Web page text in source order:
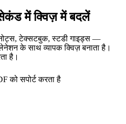
में क्विज़ में बदलें
टेक्सटबुक, स्टडी गाइड्स —
के साथ व्यापक क्विज़ बनाता है।
है।
को सपोर्ट करता है